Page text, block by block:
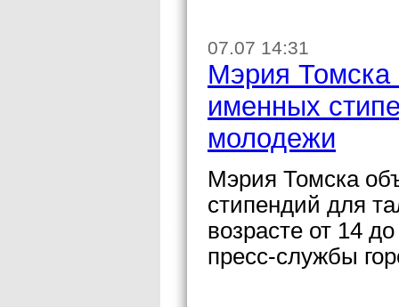
07.07 14:31
Мэрия Томска
именных
молодежи
Мэрия Томска
стипендий для
возрасте от 14
пресс-службы